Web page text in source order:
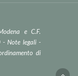
e C.F.
- Note legali-
di